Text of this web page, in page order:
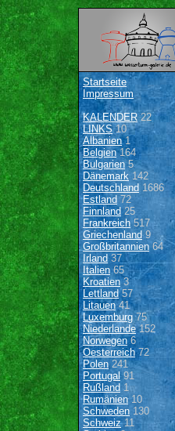
Startseite
Impressum
KALENDER22
LINKS10
Albanien1
Belgien164
Bulgarien 5
Dänemark142
Deutschland 1686
Estland 72
Finnland 25
Frankreich517
Griechenland9
Großbritannien64
Irland 37
Italien65
Kroatien3
Lettland57
Litauen41
Luxemburg 75
Niederlande152
Norwegen6
Oesterreich72
Polen 241
Portugal91
Rußland 1
Rumänien10
Schweden 130
Schweiz11